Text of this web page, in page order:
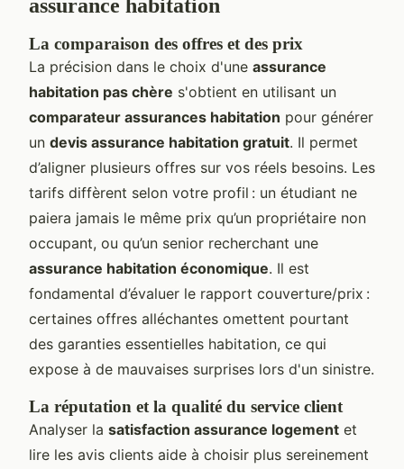
assurance habitation
La comparaison des offres et des prix
La précision dans le choix d'une assurance
habitation pas chère s'obtient en utilisant un
comparateur assurances habitation pour générer
un devis assurance habitation gratuit. Il permet
d’aligner plusieurs offres sur vos réels besoins. Les
tarifs diffèrent selon votre profil : un étudiant ne
paiera jamais le même prix qu’un propriétaire non
occupant, ou qu’un senior recherchant une
assurance habitation économique. Il est
fondamental d’évaluer le rapport couverture/prix :
certaines offres alléchantes omettent pourtant
des garanties essentielles habitation, ce qui
expose à de mauvaises surprises lors d'un sinistre.
La réputation et la qualité du service client
Analyser la satisfaction assurance logement et
lire les avis clients aide à choisir plus sereinement